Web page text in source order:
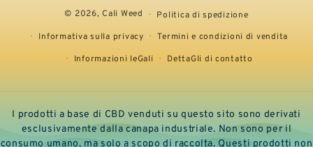
© 2026,Cali Weed
Politica di spedizione
Informativa sulla privacy
Termini e condizioni di vendita
Informazioni leGali
DettaGli di contatto
I prodotti a base di CBD venduti su questo sito sono derivati
esclusivamente dalla canapa industriale. Non sono per il
consumo umano, ma solo a scopo di raccolta. Questi prodotti non